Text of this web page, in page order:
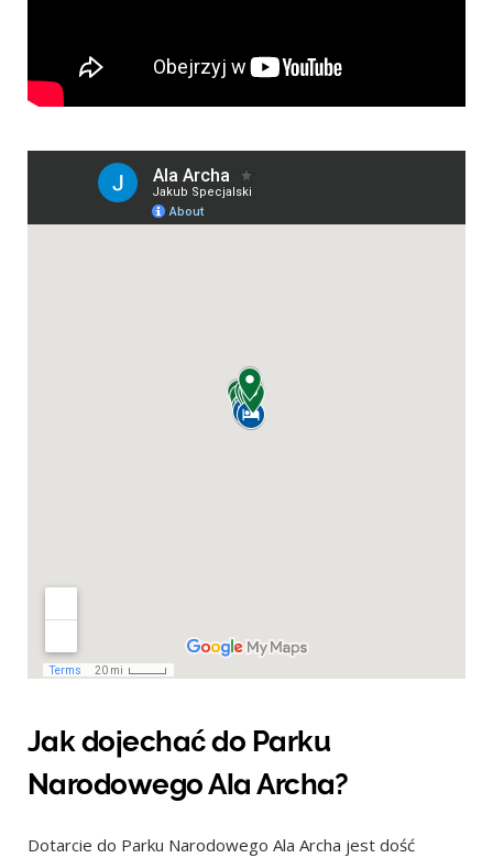
Schronisko Korona
Schronisko Nauka
Jak dojechać do Parku
Narodowego Ala Archa?
Dotarcie do Parku Narodowego Ala Archa jest dość